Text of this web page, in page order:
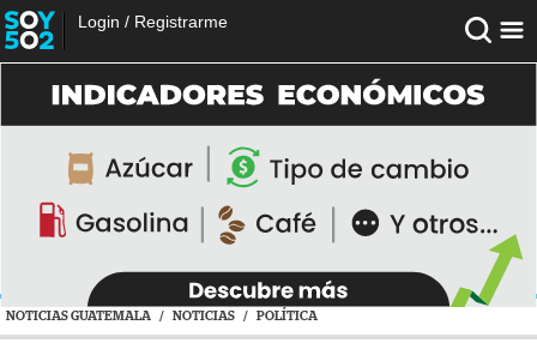
Login / Registrarme
NOTICIAS GUATEMALA / NOTICIAS / POLÍTICA